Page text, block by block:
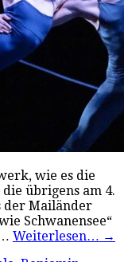
wie es die
übrigens am 4.
der Mailänder
Schwanensee“
Weiterlesen… →